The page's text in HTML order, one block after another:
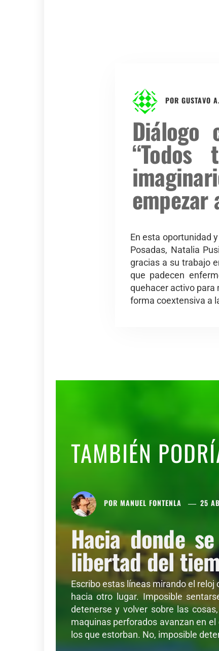
POR GUSTAVO
Diálogo
empezar
En esta oportunidad
Posadas, Natalia
gracias a su trabajo
que padecen
quehacer activo para
forma coextensiva a
TAMBIÉN
POR MANUEL FONTENLA 25
Hacia donde
libertad del
Escribo estas líneas mirando el
hacia otro lugar. Imposible
detenerse y volver sobre las
maquinas perforados avanzan en
los que estorban. No, imposible